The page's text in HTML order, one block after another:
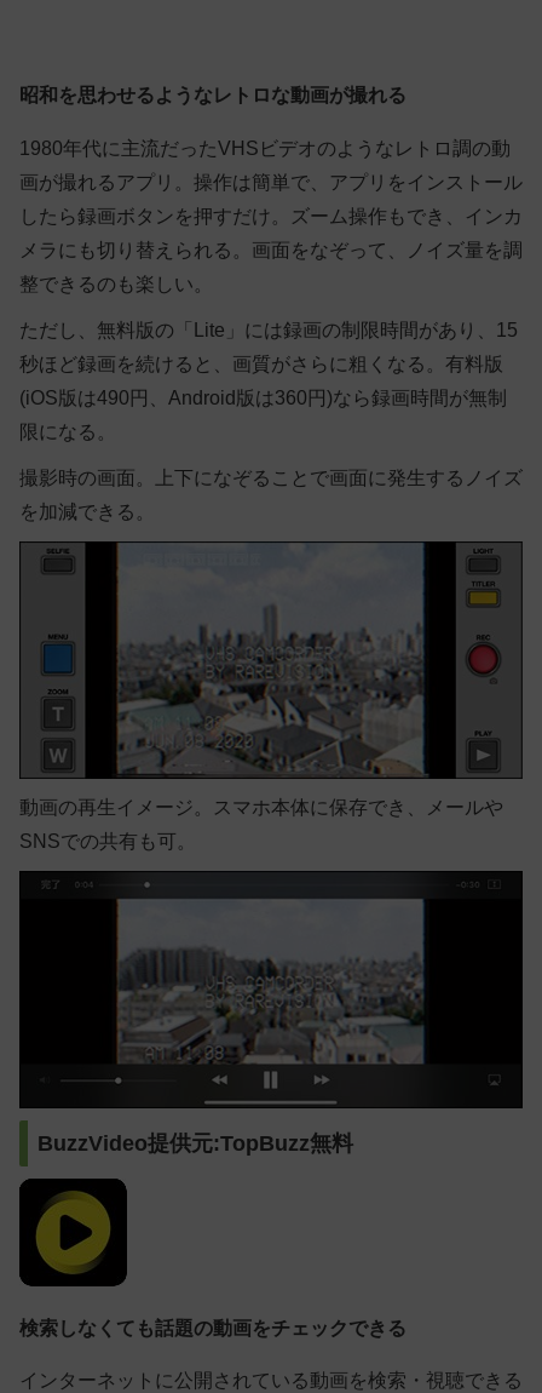
昭和を思わせるようなレトロな動画が撮れる
1980年代に主流だったVHSビデオのようなレトロ調の動
画が撮れるアプリ。操作は簡単で、アプリをインストール
したら録画ボタンを押すだけ。ズーム操作もでき、インカ
メラにも切り替えられる。画面をなぞって、ノイズ量を調
整できるのも楽しい。
ただし、無料版の「Lite」には録画の制限時間があり、15
秒ほど録画を続けると、画質がさらに粗くなる。有料版
(iOS版は490円、Android版は360円)なら録画時間が無制
限になる。
撮影時の画面。上下になぞることで画面に発生するノイズ
を加減できる。
動画の再生イメージ。スマホ本体に保存でき、メールや
SNSでの共有も可。
BuzzVideo提供元:TopBuzz無料
検索しなくても話題の動画をチェックできる
インターネットに公開されている動画を検索・視聴できる